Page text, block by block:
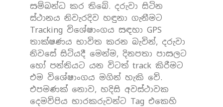
සම්බන්ධ කර තිබේ. දරුවා සිටින
ස්ථානය නිවැරදිව හඳුනා ගැනීමට
Tracking විශේෂාංගය සඳහා GPS
තාක්ෂණය භාවිත කරන බැවින්, දරුවා
නිවසේ සිටියදී මෙන්ම, දිනපතා පාසලට
හෝ පන්තියට යන විටත් track කිරීමට
එම විශේෂාංගය මගින් හැකි වේ.
එපමණක් නොව, හදිසි අවස්ථාවක
දෙමව්පිය භාරකරුවන්ට Tag එකෙහි